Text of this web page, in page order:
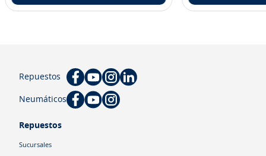
Repuestos
Neumáticos
Repuestos
Sucursales